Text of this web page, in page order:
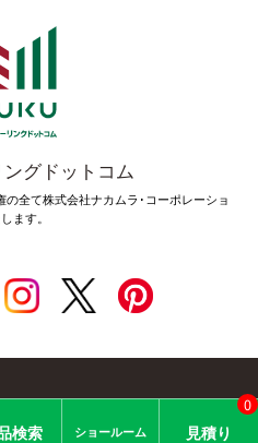
グドットコム
全て株式会社ナカムラ･コーポレーショ
ます。
検索 ショールーム 見積り
0